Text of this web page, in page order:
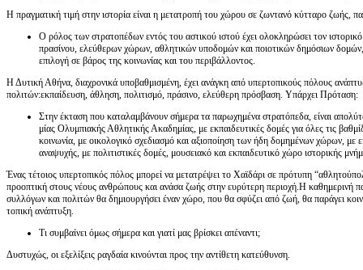
Η πραγματική τιμή στην ιστορία είναι η μετατροπή του χώρου σε ζωντανό κύτταρο ζωής,
Ο ρόλος των στρατοπέδων εντός του αστικού ιστού έχει ολοκληρώσει τον
πρασίνου, ελεύθερων χώρων, αθλητικών υποδομών και ποιοτικών δημόσιων δομών,
επιλογή σε βάρος της κοινωνίας και του περιβάλλοντος.
Η Δυτική Αθήνα, διαχρονικά υποβαθμισμένη, έχει ανάγκη από υπερτοπικούς πόλους
πολιτών:εκπαίδευση, άθληση, πολιτισμό, πράσινο, ελεύθερη πρόσβαση. Υπάρχει Πρόταση:
Στην έκταση που καταλαμβάνουν σήμερα τα παρωχημένα στρατόπεδα, είναι
μίας Ολυμπιακής Αθλητικής Ακαδημίας, με εκπαιδευτικές δομές για όλες τις
κοινωνία, με οικολογικό σχεδιασμό και αξιοποίηση των ήδη δομημένων χώρων, με
αναψυχής, με πολιτιστικές δομές, μουσειακό και εκπαιδευτικό χώρο ιστορικής
Ένας τέτοιος υπερτοπικός πόλος μπορεί να μετατρέψει το Χαϊδάρι σε πρότυπη
προοπτική στους νέους ανθρώπους και ανάσα ζωής στην ευρύτερη περιοχή.Η καθημερινή
συλλόγων και πολιτών θα δημιουργήσει έναν χώρο, που θα σφύζει από ζωή, θα παράγει
τοπική ανάπτυξη.
Τι συμβαίνει όμως σήμερα και γιατί μας βρίσκει απέναντι;
Δυστυχώς, οι εξελίξεις ραγδαία κινούνται προς την αντίθετη κατεύθυνση.